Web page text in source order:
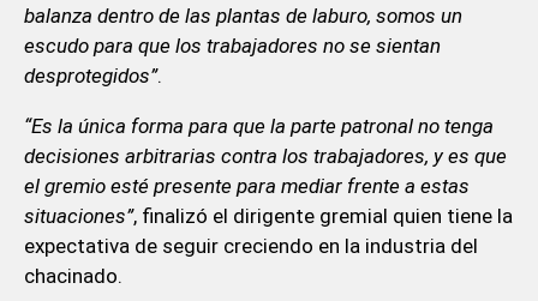
balanza dentro de las plantas de laburo, somos un
escudo para que los trabajadores no se sientan
desprotegidos”.
“Es la única forma para que la parte patronal no tenga
decisiones arbitrarias contra los trabajadores, y es que
el gremio esté presente para mediar frente a estas
situaciones”, finalizó el dirigente gremial quien tiene la
expectativa de seguir creciendo en la industria del
chacinado.